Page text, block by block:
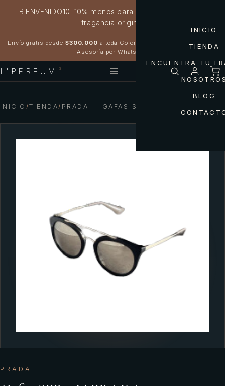
BIENVENIDO10: 10% menos para estrenar tu próxima
fragancia original
Envío gratis desde $300.000 a toda Colombia
Asesoría por WhatsApp
L'PERFUM ®
INICIO
TIENDA
ENCUENTRA TU
BLOG
INICIO /TIENDA/ PRADA — GAFAS SPR55V PRADA
PRADA